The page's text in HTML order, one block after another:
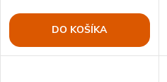
DO KOŠÍKA